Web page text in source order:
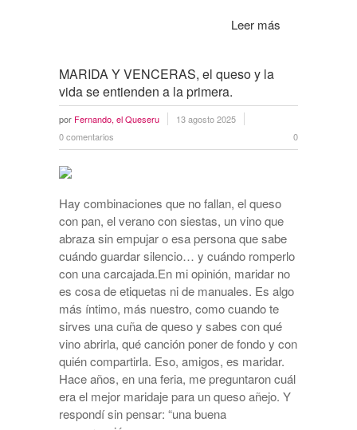
Leer más
MARIDA Y VENCERAS, el queso y la
vida se entienden a la primera.
por Fernando, el Queseru
13 agosto 2025
0 comentarios
0
Hay combinaciones que no fallan, el queso
con pan, el verano con siestas, un vino que
abraza sin empujar o esa persona que sabe
cuándo guardar silencio… y cuándo romperlo
con una carcajada.En mi opinión, maridar no
es cosa de etiquetas ni de manuales. Es algo
más íntimo, más nuestro, como cuando te
sirves una cuña de queso y sabes con qué
vino abrirla, qué canción poner de fondo y con
quién compartirla. Eso, amigos, es maridar.
Hace años, en una feria, me preguntaron cuál
era el mejor maridaje para un queso añejo. Y
respondí sin pensar: “una buena